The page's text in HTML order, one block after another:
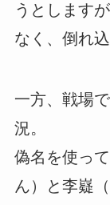
うとします
なく、倒れ
一方、戦場
況。
偽名を使っ
ん）と李嶷